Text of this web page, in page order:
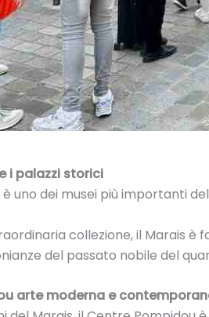
i palazzi storici
è uno dei musei più importanti
collezione, il Marais è
del passato nobile del
arte moderna e